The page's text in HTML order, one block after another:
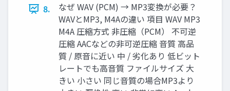
8.
なぜ WAV (PCM) → MP3変換が必要？
WAVとMP3, M4Aの違い 項目 WAV MP3
M4A 圧縮方式 非圧縮（PCM） 不可逆
圧縮 AACなどの非可逆圧縮 音質 高品
質 / 原音に近い 中 / 劣化あり 低ビット
レートでも高音質 ファイルサイズ 大
きい 小さい 同じ音質の場合MP3より